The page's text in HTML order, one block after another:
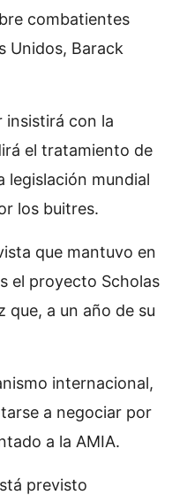
combatientes
Unidos, Barack
insistirá con la
el tratamiento de
legislación mundial
los buitres.
que mantuvo en
el proyecto Scholas
que, a un año de su
internacional,
a negociar por
a la AMIA.
previsto